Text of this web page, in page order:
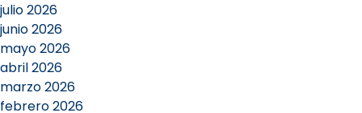
julio 2026
junio 2026
mayo 2026
abril 2026
marzo 2026
febrero 2026